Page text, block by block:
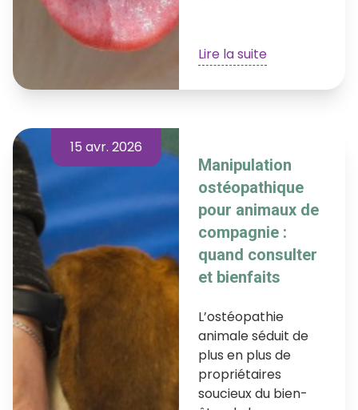
Lire la suite
15 avr. 2026
Manipulation
ostéopathique
pour animaux de
compagnie :
quand consulter
et bienfaits
L’ostéopathie
animale séduit de
plus en plus de
propriétaires
soucieux du bien-